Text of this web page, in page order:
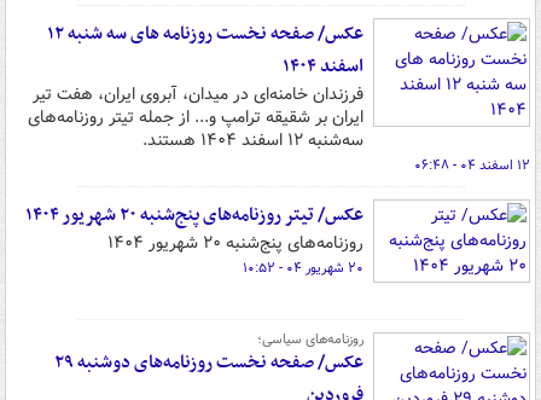
عکس/ صفحه نخست روزنامه های سه شنبه ۱۲
اسفند ۱۴۰۴
فرزندان خامنه‌ای در میدان، آبروی ایران، هفت تیر
ایران بر شقیقه ترامپ و... از جمله تیتر روزنامه‌های
سه‌شنبه ۱۲ اسفند ۱۴۰۴ هستند.
۱۲ اسفند ۰۴ - ۰۶:۴۸
عکس/ تیتر روزنامه‌های پنج‌شنبه ۲۰ شهریور ۱۴۰۴
روزنامه‌های پنج‌شنبه ۲۰ شهریور ۱۴۰۴
۲۰ شهریور ۰۴ - ۱۰:۵۲
روزنامه‌های سیاسی؛
عکس/ صفحه نخست روزنامه‌های دوشنبه ۲۹